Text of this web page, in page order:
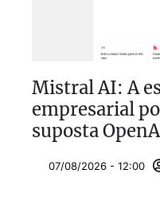
Mistral AI: A
empresarial
suposta
07/08/2026 - 12:00